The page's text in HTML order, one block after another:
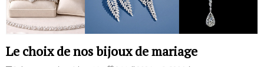
Le choix de nos bijoux de mariage